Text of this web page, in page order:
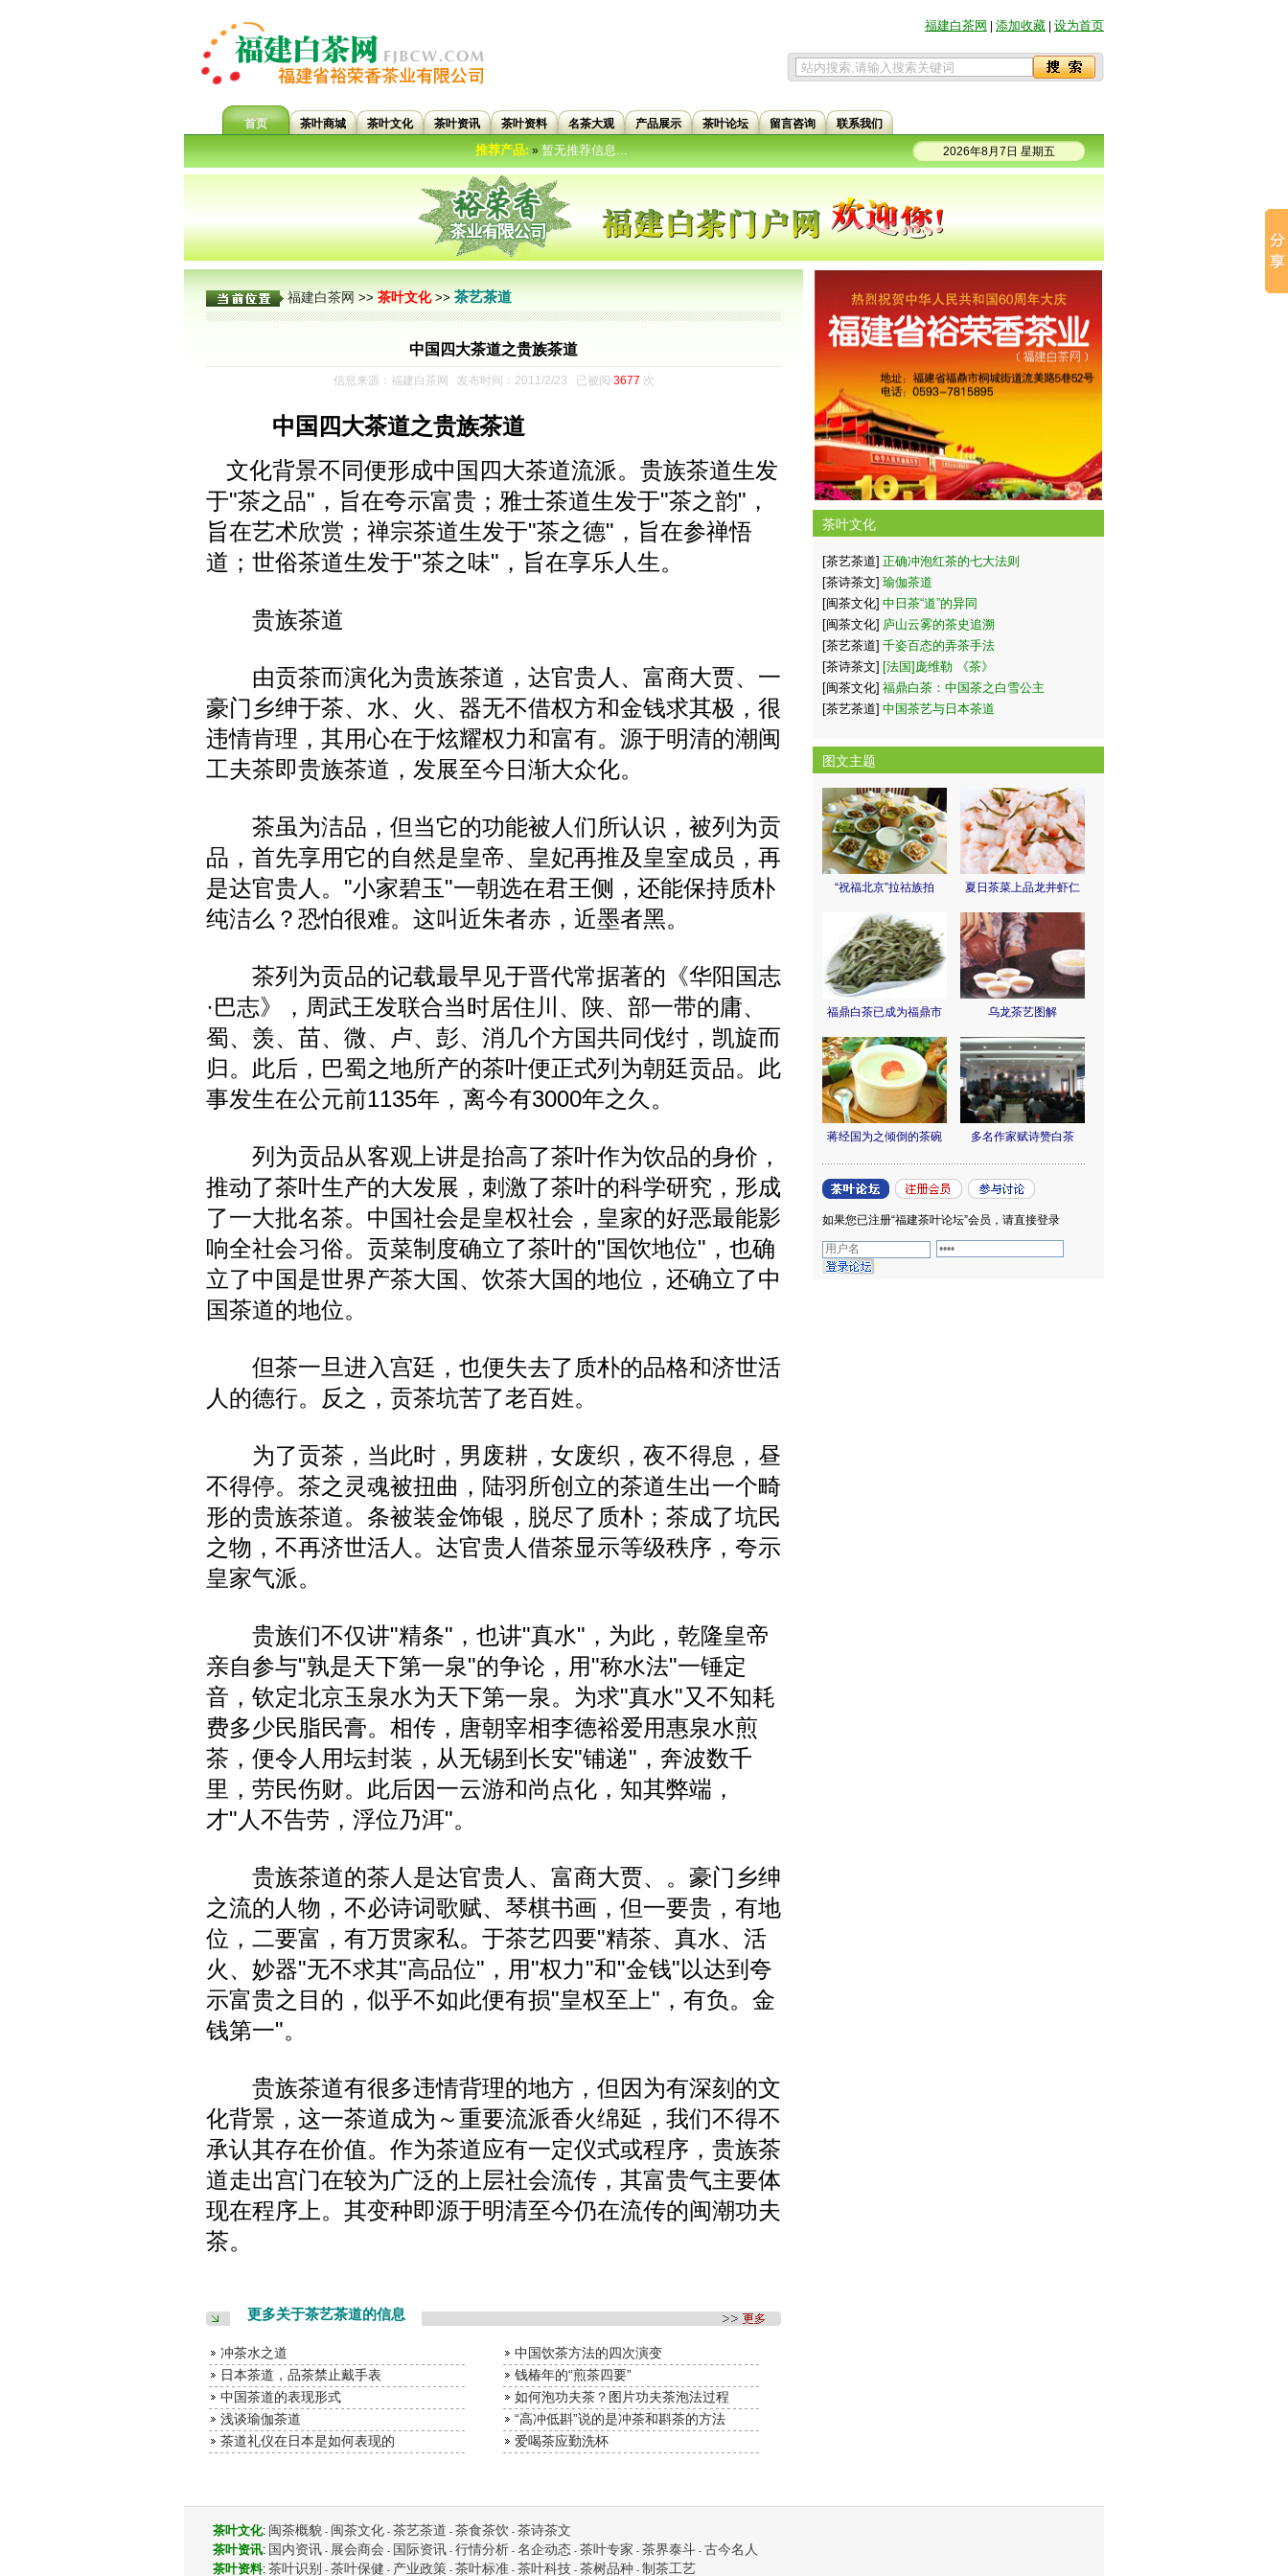
福建白茶网 添加收藏 设为首页
首页 茶叶商城 茶叶文化 茶叶资讯 茶叶资料 名茶大观 产品展示 茶叶论坛 留言咨询 联系我们
推荐产品:»暂无推荐信息... 2026年8月7日 星期五
福建白茶网 >> 茶叶文化>> 茶艺茶道
中国四大茶道之贵族茶道
信息来源：福建白茶网 发布时间：2011/2/23 已被阅 3677 次
中国四大茶道之贵族茶道
文化背景不同便形成中国四大茶道流派。贵族茶道生发
于"茶之品"，旨在夸示富贵；雅士茶道生发于"茶之韵"，
旨在艺术欣赏；禅宗茶道生发于"茶之德"，旨在参禅悟
道；世俗茶道生发于"茶之味"，旨在享乐人生。
贵族茶道
由贡茶而演化为贵族茶道，达官贵人、富商大贾、一
豪门乡绅于茶、水、火、器无不借权方和金钱求其极，很
违情肯理，其用心在于炫耀权力和富有。源于明清的潮闽
工夫茶即贵族茶道，发展至今日渐大众化。
茶虽为洁品，但当它的功能被人们所认识，被列为贡
品，首先享用它的自然是皇帝、皇妃再推及皇室成员，再
是达官贵人。"小家碧玉"一朝选在君王侧，还能保持质朴
纯洁么？恐怕很难。这叫近朱者赤，近墨者黑。
茶列为贡品的记载最早见于晋代常据著的《华阳国志
·巴志》，周武王发联合当时居住川、陕、部一带的庸、
蜀、羡、苗、微、卢、彭、消几个方国共同伐纣，凯旋而
归。此后，巴蜀之地所产的茶叶便正式列为朝廷贡品。此
事发生在公元前1135年，离今有3000年之久。
列为贡品从客观上讲是抬高了茶叶作为饮品的身价，
推动了茶叶生产的大发展，刺激了茶叶的科学研究，形成
了一大批名茶。中国社会是皇权社会，皇家的好恶最能影
响全社会习俗。贡菜制度确立了茶叶的"国饮地位"，也确
立了中国是世界产茶大国、饮茶大国的地位，还确立了中
国茶道的地位。
但茶一旦进入宫廷，也便失去了质朴的品格和济世活
人的德行。反之，贡茶坑苦了老百姓。
为了贡茶，当此时，男废耕，女废织，夜不得息，昼
不得停。茶之灵魂被扭曲，陆羽所创立的茶道生出一个畸
形的贵族茶道。条被装金饰银，脱尽了质朴；茶成了坑民
之物，不再济世活人。达官贵人借茶显示等级秩序，夸示
皇家气派。
贵族们不仅讲"精条"，也讲"真水"，为此，乾隆皇帝
亲自参与"孰是天下第一泉"的争论，用"称水法"一锤定
音，钦定北京玉泉水为天下第一泉。为求"真水"又不知耗
费多少民脂民膏。相传，唐朝宰相李德裕爱用惠泉水煎
茶，便令人用坛封装，从无锡到长安"铺递"，奔波数千
里，劳民伤财。此后因一云游和尚点化，知其弊端，
才"人不告劳，浮位乃洱"。
贵族茶道的茶人是达官贵人、富商大贾、。豪门乡绅
之流的人物，不必诗词歌赋、琴棋书画，但一要贵，有地
位，二要富，有万贯家私。于茶艺四要"精茶、真水、活
火、妙器"无不求其"高品位"，用"权力"和"金钱"以达到夸
示富贵之目的，似乎不如此便有损"皇权至上"，有负。金
钱第一"。
贵族茶道有很多违情背理的地方，但因为有深刻的文
化背景，这一茶道成为～重要流派香火绵延，我们不得不
承认其存在价值。作为茶道应有一定仪式或程序，贵族茶
道走出宫门在较为广泛的上层社会流传，其富贵气主要体
现在程序上。其变种即源于明清至今仍在流传的闽潮功夫
茶。
更多关于茶艺茶道的信息
冲茶水之道
中国饮茶方法的四次演变
日本茶道，品茶禁止戴手表
钱椿年的“煎茶四要”
中国茶道的表现形式
如何泡功夫茶？图片功夫茶泡法过程
浅谈瑜伽茶道
“高冲低斟”说的是冲茶和斟茶的方法
茶道礼仪在日本是如何表现的
爱喝茶应勤洗杯
茶叶文化
[茶艺茶道] 正确冲泡红茶的七大法则
[茶诗茶文] 瑜伽茶道
[闽茶文化] 中日茶“道”的异同
[闽茶文化] 庐山云雾的茶史追溯
[茶艺茶道] 千姿百态的弄茶手法
[茶诗茶文] [法国]庞维勒 《茶》
[闽茶文化] 福鼎白茶：中国茶之白雪公主
[茶艺茶道] 中国茶艺与日本茶道
图文主题
“祝福北京”拉祜族拍 夏日茶菜上品龙井虾仁
福鼎白茶已成为福鼎市 乌龙茶艺图解
蒋经国为之倾倒的茶碗 多名作家赋诗赞白茶
如果您已注册“福建茶叶论坛”会员，请直接登录
茶叶文化: 闽茶概貌 - 闽茶文化 - 茶艺茶道 - 茶食茶饮 - 茶诗茶文
茶叶资讯: 国内资讯 - 展会商会 - 国际资讯 - 行情分析 - 名企动态 - 茶叶专家 - 茶界泰斗 - 古今名人
茶叶资料: 茶叶识别 - 茶叶保健 - 产业政策 - 茶叶标准 - 茶叶科技 - 茶树品种 - 制茶工艺